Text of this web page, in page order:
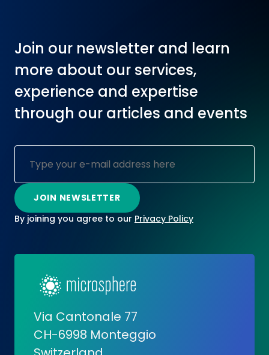
Via Cantonale 77
CH-6998 Monteggio
Join our newsletter and learn
more about our services,
experience and expertise
through our articles and events
By joining you agree to our Privacy Policy